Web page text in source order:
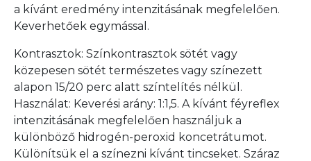
a kívánt eredmény intenzitásának megfelelően.
Keverhetőek egymással.
Kontrasztok: Színkontrasztok sötét vagy
közepesen sötét természetes vagy színezett
alapon 15/20 perc alatt színtelítés nélkül.
Használat: Keverési arány: 1:1,5. A kívánt féyreflex
intenzitásának megfelelően használjuk a
különböző hidrogén-peroxid koncetrátumot.
Különítsük el a színezni kívánt tincseket. Száraz